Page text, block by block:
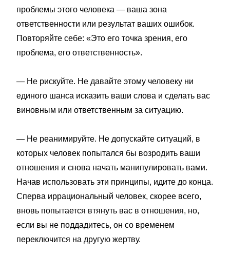
проблемы этого человека — ваша зона
ответственности или результат ваших ошибок.
Повторяйте себе: «Это его точка зрения, его
проблема, его ответственность».
— Не рискуйте. Не давайте этому человеку ни
единого шанса исказить ваши слова и сделать вас
виновным или ответственным за ситуацию.
— Не реанимируйте. Не допускайте ситуаций, в
которых человек попытался бы возродить ваши
отношения и снова начать манипулировать вами.
Начав использовать эти принципы, идите до конца.
Сперва иррациональный человек, скорее всего,
вновь попытается втянуть вас в отношения, но,
если вы не поддадитесь, он со временем
переключится на другую жертву.